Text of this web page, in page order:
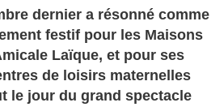
dernier a résonné comme
festif pour les Maisons
Laïque, et pour ses
de loisirs maternelles
le jour du grand spectacle